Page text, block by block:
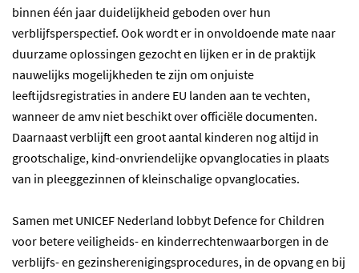
binnen één jaar duidelijkheid geboden over hun
verblijfsperspectief. Ook wordt er in onvoldoende mate naar
duurzame oplossingen gezocht en lijken er in de praktijk
nauwelijks mogelijkheden te zijn om onjuiste
leeftijdsregistraties in andere EU landen aan te vechten,
wanneer de amv niet beschikt over officiële documenten.
Daarnaast verblijft een groot aantal kinderen nog altijd in
grootschalige, kind-onvriendelijke opvanglocaties in plaats
van in pleeggezinnen of kleinschalige opvanglocaties.
Samen met UNICEF Nederland lobbyt Defence for Children
voor betere veiligheids- en kinderrechtenwaarborgen in de
verblijfs- en gezinsherenigingsprocedures, in de opvang en bij